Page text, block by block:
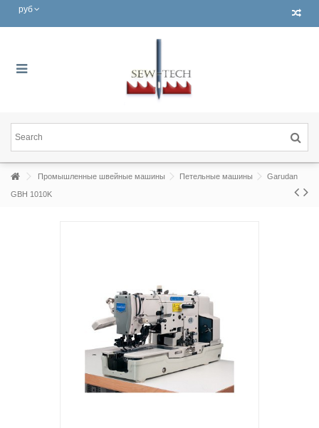
руб
Промышленные швейные машины Петельные машины Garudan
GBH 1010K